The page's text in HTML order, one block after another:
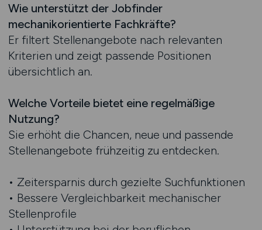
Wie unterstützt der Jobfinder
mechanikorientierte Fachkräfte?
Er filtert Stellenangebote nach relevanten
Kriterien und zeigt passende Positionen
übersichtlich an.
Welche Vorteile bietet eine regelmäßige
Nutzung?
Sie erhöht die Chancen, neue und passende
Stellenangebote frühzeitig zu entdecken.
• Zeitersparnis durch gezielte Suchfunktionen
• Bessere Vergleichbarkeit mechanischer
Stellenprofile